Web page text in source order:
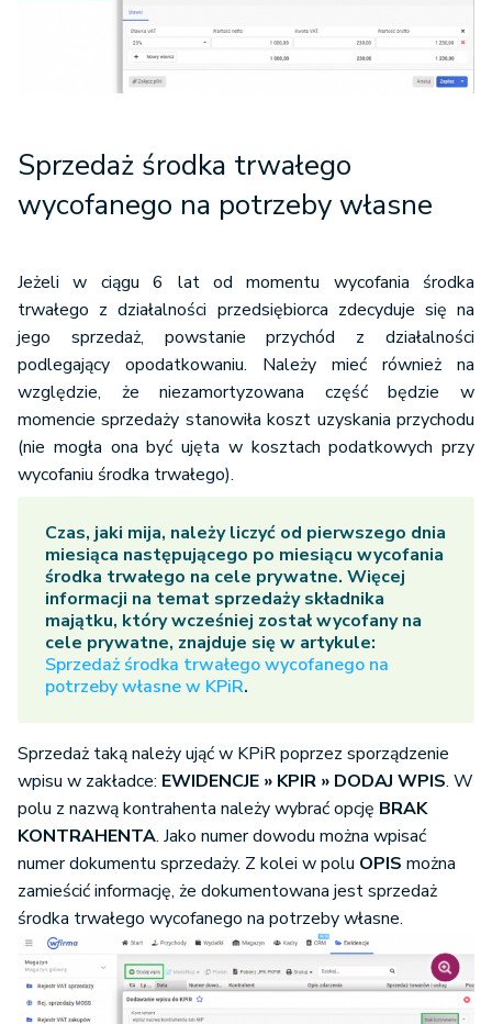
Sprzedaż środka trwałego
wycofanego na potrzeby własne
Jeżeli w ciągu 6 lat od momentu wycofania środka
trwałego z działalności przedsiębiorca zdecyduje się na
jego sprzedaż, powstanie przychód z działalności
podlegający opodatkowaniu. Należy mieć również na
względzie, że niezamortyzowana część będzie w
momencie sprzedaży stanowiła koszt uzyskania przychodu
(nie mogła ona być ujęta w kosztach podatkowych przy
wycofaniu środka trwałego).
Czas, jaki mija, należy liczyć od pierwszego dnia
miesiąca następującego po miesiącu wycofania
środka trwałego na cele prywatne. Więcej
informacji na temat sprzedaży składnika
majątku, który wcześniej został wycofany na
cele prywatne, znajduje się w artykule:
Sprzedaż środka trwałego wycofanego na
potrzeby własne w KPiR.
Sprzedaż taką należy ująć w KPiR poprzez sporządzenie
wpisu w zakładce: EWIDENCJE » KPIR » DODAJ WPIS. W
polu z nazwą kontrahenta należy wybrać opcję BRAK
KONTRAHENTA. Jako numer dowodu można wpisać
numer dokumentu sprzedaży. Z kolei w polu OPIS można
zamieścić informację, że dokumentowana jest sprzedaż
środka trwałego wycofanego na potrzeby własne.